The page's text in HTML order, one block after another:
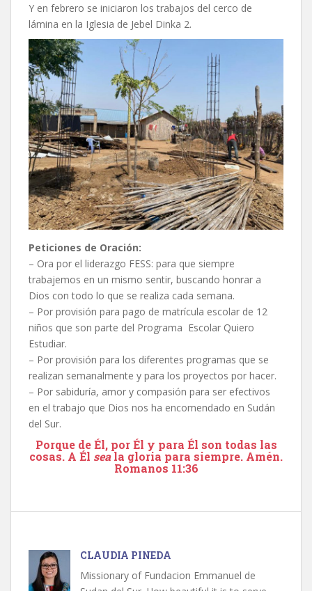
Y en febrero se iniciaron los trabajos del cerco de
lámina en la Iglesia de Jebel Dinka 2.
Peticiones de Oración:
– Ora por el liderazgo FESS: para que siempre
trabajemos en un mismo sentir, buscando honrar a
Dios con todo lo que se realiza cada semana.
– Por provisión para pago de matrícula escolar de 12
niños que son parte del Programa Escolar Quiero
Estudiar.
– Por provisión para los diferentes programas que se
realizan semanalmente y para los proyectos por hacer.
– Por sabiduría, amor y compasión para ser efectivos
en el trabajo que Dios nos ha encomendado en Sudán
del Sur.
Porque de Él, por Él y para Él son todas las
cosas. A Él seala gloria para siempre. Amén.
Romanos 11:36
CLAUDIA PINEDA
Missionary of Fundacion Emmanuel de